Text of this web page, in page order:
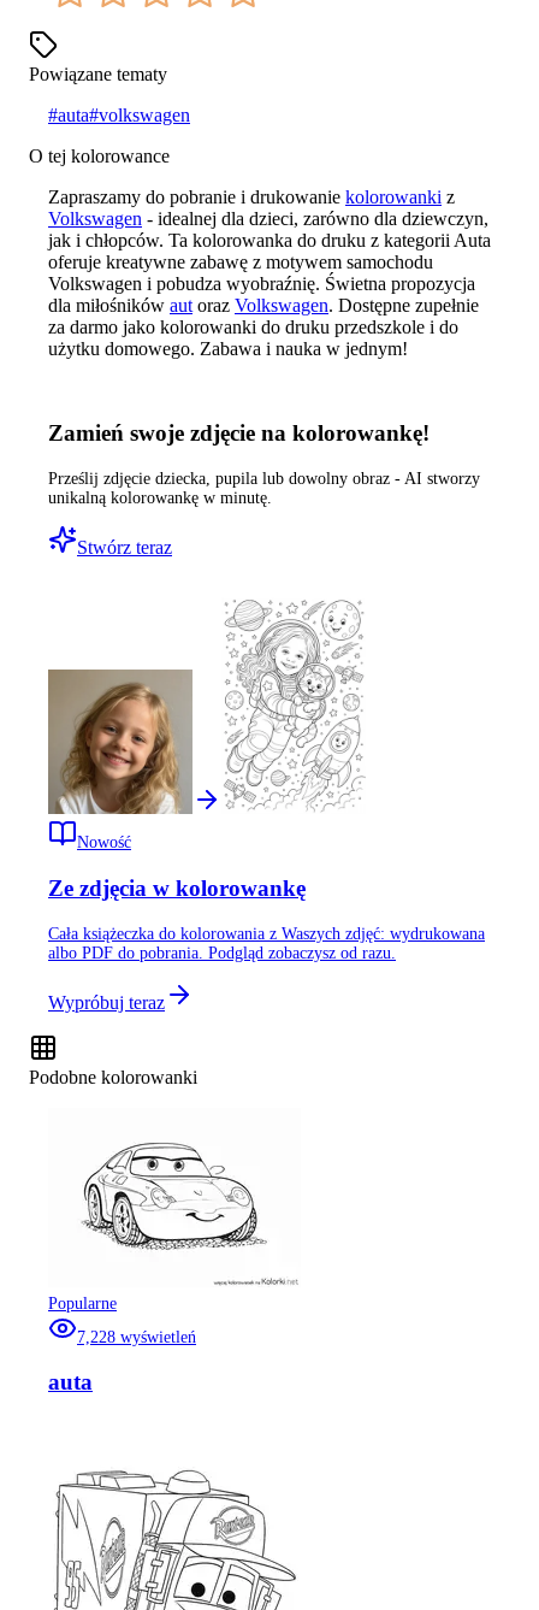
Powiązane tematy
#auta#volkswagen
O tej kolorowance
Zapraszamy do pobranie i drukowanie kolorowanki z
Volkswagen - idealnej dla dzieci, zarówno dla dziewczyn,
jak i chłopców. Ta kolorowanka do druku z kategorii Auta
oferuje kreatywne zabawę z motywem samochodu
Volkswagen i pobudza wyobraźnię. Świetna propozycja
dla miłośników aut oraz Volkswagen. Dostępne zupełnie
za darmo jako kolorowanki do druku przedszkole i do
użytku domowego. Zabawa i nauka w jednym!
Zamień swoje zdjęcie na kolorowankę!
Prześlij zdjęcie dziecka, pupila lub dowolny obraz - AI stworzy
unikalną kolorowankę w minutę.
Stwórz teraz
Nowość
Ze zdjęcia w kolorowankę
Cała książeczka do kolorowania z Waszych zdjęć: wydrukowana
albo PDF do pobrania. Podgląd zobaczysz od razu.
Wypróbuj teraz
Podobne kolorowanki
Popularne
7,228 wyświetleń
auta